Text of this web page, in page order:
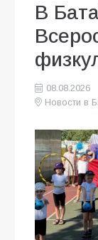
В
08.08.2026
Новости в